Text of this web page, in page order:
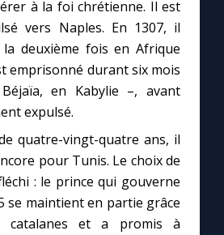
à la foi chrétienne. Il est
vers Naples. En 1307, il
deuxième fois en Afrique
emprisonné durant six mois
en Kabylie –, avant
expulsé.
quatre-vingt-quatre ans, il
pour Tunis. Le choix de
: le prince qui gouverne
se maintient en partie grâce
catalanes et a promis à